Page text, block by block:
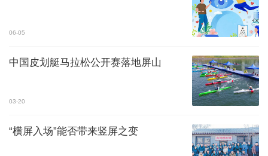
06-05
中国皮划艇马拉松公开赛落地屏山
03-20
“横屏入场”能否带来竖屏之变